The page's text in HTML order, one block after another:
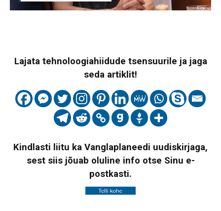
Lajata tehnoloogiahiidude tsensuurile ja jaga
seda artiklit!
Kindlasti liitu ka Vanglaplaneedi uudiskirjaga,
sest siis jõuab oluline info otse Sinu e-
postkasti.